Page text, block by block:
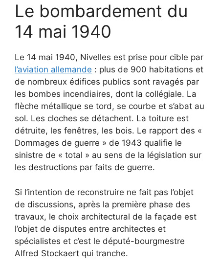
Le bombardement du
14 mai 1940
Le 14 mai 1940, Nivelles est prise pour cible par
l’aviation allemande : plus de 900 habitations et
de nombreux édifices publics sont ravagés par
les bombes incendiaires, dont la collégiale. La
flèche métallique se tord, se courbe et s’abat au
sol. Les cloches se détachent. La toiture est
détruite, les fenêtres, les bois. Le rapport des «
Dommages de guerre » de 1943 qualifie le
sinistre de « total » au sens de la législation sur
les destructions par faits de guerre.
Si l’intention de reconstruire ne fait pas l’objet
de discussions, après la première phase des
travaux, le choix architectural de la façade est
l’objet de disputes entre architectes et
spécialistes et c’est le député-bourgmestre
Alfred Stockaert qui tranche.